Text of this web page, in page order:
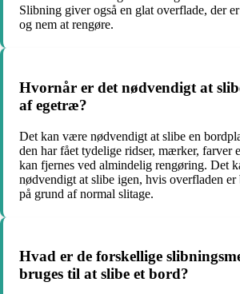
Slibning giver også en glat overflade, der
og nem at rengøre.
Hvornår er det nødvendigt at
af egetræ?
Det kan være nødvendigt at slibe en
den har fået tydelige ridser, mærker, farver
kan fjernes ved almindelig rengøring. Det
nødvendigt at slibe igen, hvis overfladen
på grund af normal slitage.
Hvad er de forskellige
bruges til at slibe et bord?